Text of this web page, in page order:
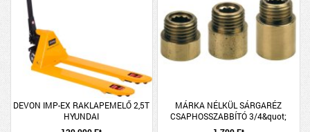
DEVON IMP-EX RAKLAPEMELŐ 2,5T
HYUNDAI
MÁRKA NÉLKÜL SÁRGARÉZ
CSAPHOSSZABBÍTÓ 3/4&quot;
25MM